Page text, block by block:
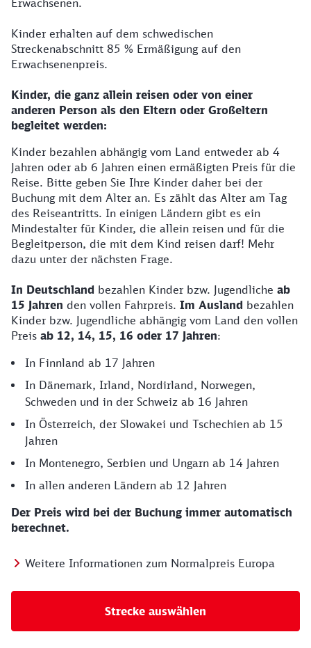
Erwachsenen.
Kinder erhalten auf dem schwedischen
Streckenabschnitt 85 % Ermäßigung auf den
Erwachsenenpreis.
Kinder, die ganz allein reisen oder von einer
anderen Person als den Eltern oder Großeltern
begleitet werden:
Kinder bezahlen abhängig vom Land entweder ab 4
Jahren oder ab 6 Jahren einen ermäßigten Preis für die
Reise. Bitte geben Sie Ihre Kinder daher bei der
Buchung mit dem Alter an. Es zählt das Alter am Tag
des Reiseantritts. In einigen Ländern gibt es ein
Mindestalter für Kinder, die allein reisen und für die
Begleitperson, die mit dem Kind reisen darf! Mehr
dazu unter der nächsten Frage.
In Deutschland bezahlen Kinder bzw. Jugendliche ab
15 Jahren den vollen Fahrpreis. Im Ausland bezahlen
Kinder bzw. Jugendliche abhängig vom Land den vollen
Preis ab 12, 14, 15, 16 oder 17 Jahren:
In Finnland ab 17 Jahren
In Dänemark, Irland, Nordirland, Norwegen,
Schweden und in der Schweiz ab 16 Jahren
In Österreich, der Slowakei und Tschechien ab 15
Jahren
In Montenegro, Serbien und Ungarn ab 14 Jahren
In allen anderen Ländern ab 12 Jahren
Der Preis wird bei der Buchung immer automatisch
berechnet.
Weitere Informationen zum Normalpreis Europa
Strecke auswählen